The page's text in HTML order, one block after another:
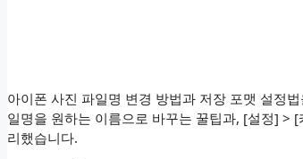
아이폰 사진 파일명 변경 방법과 저장 포맷 설정
일명을 원하는 이름으로 바꾸는 꿀팁과, [설정] >
리했습니다.